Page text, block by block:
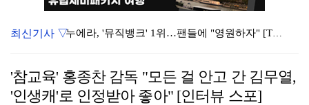
누에라, '뮤직뱅크' 1위…팬들에 "영원하자" [TV캡…
서장훈 감독 "내 능력 부족" 자책하게 만든 펜타곤과의…
최신기사 ▽
'참교육' 홍종찬 감독 "모든 걸 안고 간 김무열,
'인생캐'로 인정받아 좋아" [인터뷰 스포]